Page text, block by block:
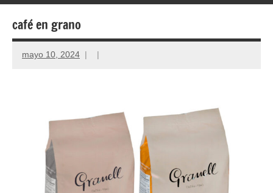
café en grano
mayo 10, 2024